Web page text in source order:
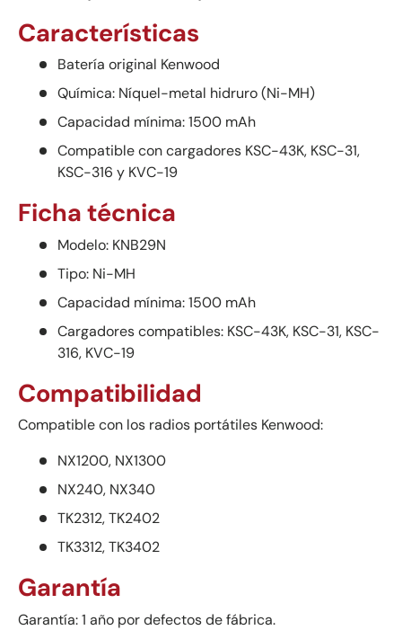
Características
Batería original Kenwood
Química: Níquel-metal hidruro (Ni-MH)
Capacidad mínima: 1500 mAh
Compatible con cargadores KSC-43K, KSC-31,
KSC-316 y KVC-19
Ficha técnica
Modelo: KNB29N
Tipo: Ni-MH
Capacidad mínima: 1500 mAh
Cargadores compatibles: KSC-43K, KSC-31, KSC-
316, KVC-19
Compatibilidad
Compatible con los radios portátiles Kenwood:
NX1200, NX1300
NX240, NX340
TK2312, TK2402
TK3312, TK3402
Garantía
Garantía: 1 año por defectos de fábrica.